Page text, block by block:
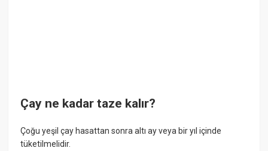
Çay ne kadar taze kalır?
Çoğu yeşil çay hasattan sonra altı ay veya bir yıl içinde
tüketilmelidir.